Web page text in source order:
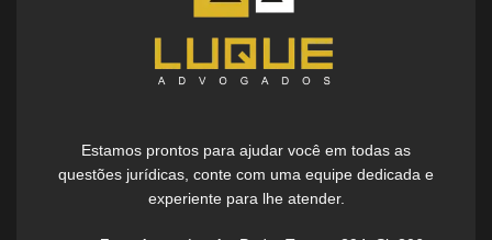
Estamos prontos para ajudar você em todas as
questões jurídicas, conte com uma equipe dedicada e
experiente para lhe atender.